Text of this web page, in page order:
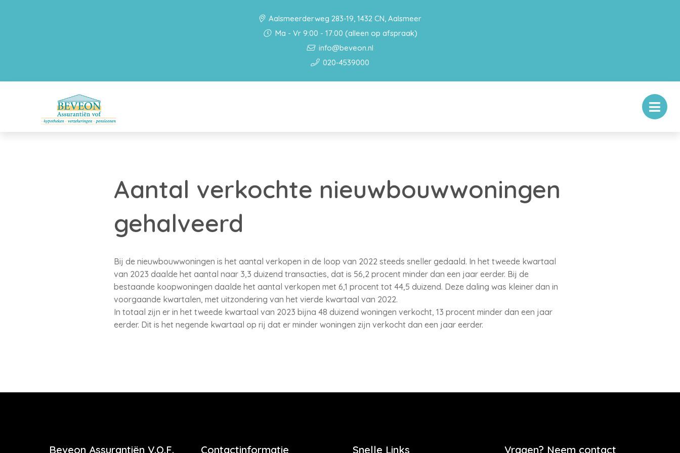
Aalsmeerderweg 283-19, 1432 CN, Aalsmeer
Ma - Vr 9:00 - 17:00 (alleen op afspraak)
info@beveon.nl
020-4539000
Aantal verkochte nieuwbouwwoningen
gehalveerd
Bij de nieuwbouwwoningen is het aantal verkopen in de loop van 2022 steeds sneller gedaald. In het tweede kwartaal
van 2023 daalde het aantal naar 3,3 duizend transacties, dat is 56,2 procent minder dan een jaar eerder. Bij de
bestaande koopwoningen daalde het aantal verkopen met 6,1 procent tot 44,5 duizend. Deze daling was kleiner dan in
voorgaande kwartalen, met uitzondering van het vierde kwartaal van 2022.
In totaal zijn er in het tweede kwartaal van 2023 bijna 48 duizend woningen verkocht, 13 procent minder dan een jaar
eerder. Dit is het negende kwartaal op rij dat er minder woningen zijn verkocht dan een jaar eerder.
Beveon Assurantiën V.O.F. Contactinformatie Snelle Links Vragen? Neem contact